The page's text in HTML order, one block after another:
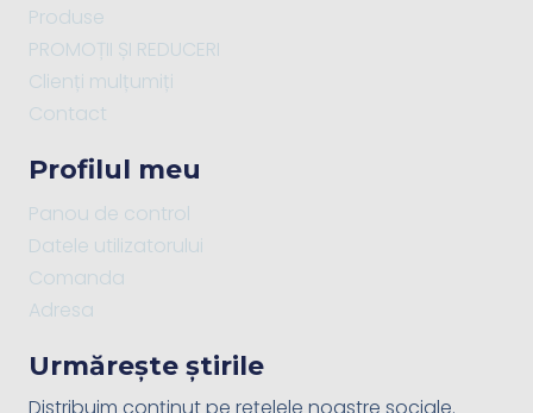
Urmărește știrile
Profilul meu
Panou de control
Datele utilizatorului
Comanda
Adresa
Produse
PROMOȚII ȘI REDUCERI
Clienți mulțumiți
Contact